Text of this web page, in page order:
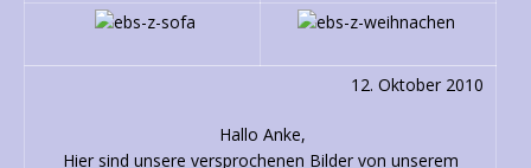
12. Oktober 2010
Hallo Anke,
Hier sind unsere versprochenen Bilder von unserem